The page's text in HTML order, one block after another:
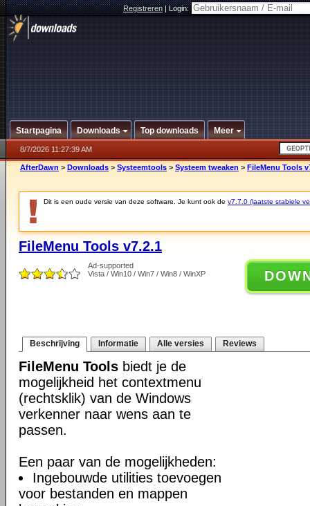
Registreren|Login:
Startpagina Downloads Top downloads Meer
8/7/2026 11:27:39 AM
AfterDawn > Downloads > Systeemtools > Systeem tweaken > FileMenu Tools
Dit is een oude versie van deze software. Je kunt ook de v7.7.0 (laatste stabiele
FileMenu Tools v7.2.1
Ad-supported
Vista / Win10 / Win7 / Win8 / WinXP
Beschrijving Informatie Alle versies Reviews
FileMenu Tools biedt je de
mogelijkheid het contextmenu
(rechtsklik) van de Windows
verkenner naar wens aan te
passen.
Een paar van de mogelijkheden:
Ingebouwde utilities toevoegen
voor bestanden en mappen